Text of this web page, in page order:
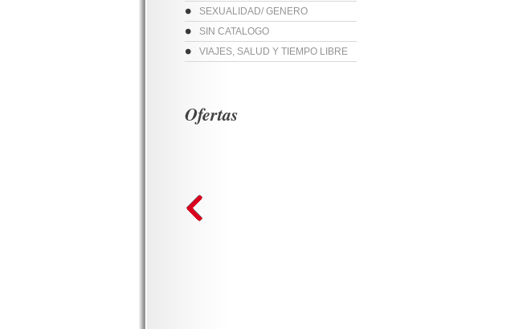
SEXUALIDAD/ GENERO
SIN CATALOGO
VIAJES, SALUD Y TIEMPO LIBRE
Ofertas